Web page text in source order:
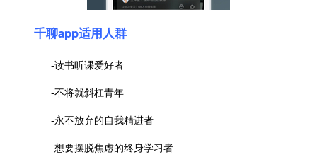
千聊app适用人群
-读书听课爱好者
-不将就斜杠青年
-永不放弃的自我精进者
-想要摆脱焦虑的终身学习者